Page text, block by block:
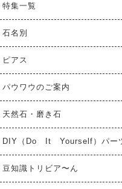
特集一覧
石名別
ピアス
パウワウのご案内
天然石・磨き石
DIY（Do It Yourself）パー
豆知識トリビア〜ん